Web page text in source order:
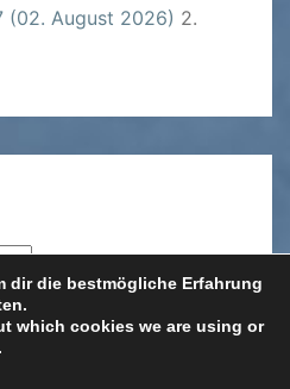
(02. August 2026) 2.
von
dir die bestmögliche Erfahrung
which cookies we are using or
.